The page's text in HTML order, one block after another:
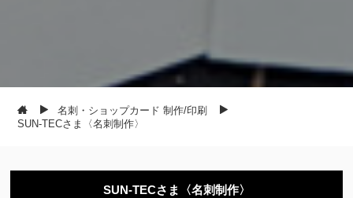
名刺・ショップカード 制作/印刷
SUN-TECさま〈名刺制作〉
SUN-TECさま〈名刺制作〉